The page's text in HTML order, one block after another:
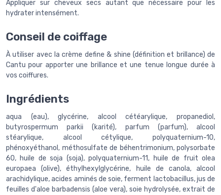
Appliquer sur cheveux secs autant que nécessaire pour les
hydrater intensément.
Conseil de coiffage
À utiliser avec la crème define & shine (définition et brillance) de
Cantu pour apporter une brillance et une tenue longue durée à
vos coiffures.
Ingrédients
aqua (eau), glycérine, alcool cétéarylique, propanediol,
butyrospermum parkii (karité), parfum (parfum), alcool
stéarylique, alcool cétylique, polyquaternium-10,
phénoxyéthanol, méthosulfate de béhentrimonium, polysorbate
60, huile de soja (soja), polyquaternium-11, huile de fruit olea
europaea (olive), éthylhexylglycérine, huile de canola, alcool
arachidylique, acides aminés de soie, ferment lactobacillus, jus de
feuilles d'aloe barbadensis (aloe vera), soie hydrolysée, extrait de